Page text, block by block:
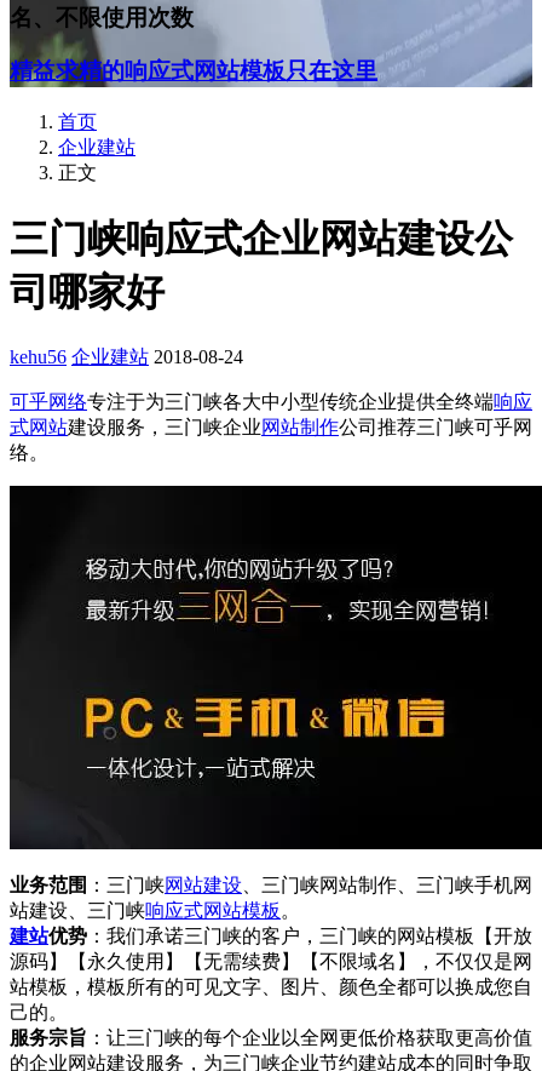
名、不限使用次数
精益求精的响应式网站模板只在这里
首页
企业建站
正文
三门峡响应式企业网站建设公
司哪家好
kehu56 企业建站 2018-08-24
可乎网络专注于为三门峡各大中小型传统企业提供全终端响应
式网站建设服务，三门峡企业网站制作公司推荐三门峡可乎网
络。
业务范围 ：三门峡网站建设 、三门峡网站制作、三门峡手机网
站建设、三门峡响应式网站模板 。
建站优势 ：我们承诺三门峡的客户，三门峡的网站模板【开放
源码】【永久使用】【无需续费】【不限域名】，不仅仅是网
站模板，模板所有的可见文字、图片、颜色全都可以换成您自
己的。
服务宗旨 ：让三门峡的每个企业以全网更低价格获取更高价值
的企业网站建设服务，为三门峡企业节约建站成本的同时争取